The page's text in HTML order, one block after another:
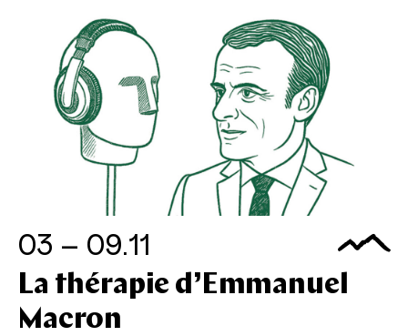
03 – 09.11
La thérapie d’Emmanuel
Macron